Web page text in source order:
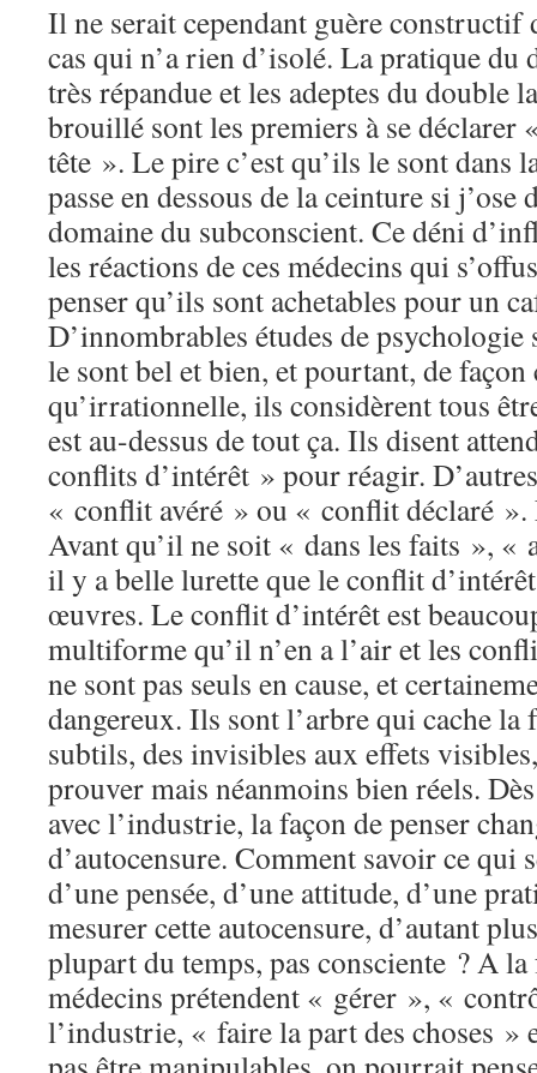
Il ne serait cependant guère constructif
cas qui n’a rien d’isolé. La pratique du
très répandue et les adeptes du double
brouillé sont les premiers à se déclarer
tête ». Le pire c’est qu’ils le sont dans
passe en dessous de la ceinture si j’ose
domaine du subconscient. Ce déni
les réactions de ces médecins qui
penser qu’ils sont achetables pour un
D’innombrables études de
le sont bel et bien, et pourtant, de
qu’irrationnelle, ils considèrent tous
est au-dessus de tout ça. Ils disent
conflits d’intérêt » pour réagir.
« conflit avéré » ou « conflit déclaré ».
Avant qu’il ne soit « dans les faits », «
il y a belle lurette que le conflit
œuvres. Le conflit d’intérêt est
multiforme qu’il n’en a l’air et les
ne sont pas seuls en cause, et
dangereux. Ils sont l’arbre qui cache
subtils, des invisibles aux effets
prouver mais néanmoins bien réels.
avec l’industrie, la façon de penser
d’autocensure. Comment savoir ce qui
d’une pensée, d’une attitude, d’une
mesurer cette autocensure, d’autant
plupart du temps, pas consciente ? A la
médecins prétendent « gérer », «
l’industrie, « faire la part des choses »